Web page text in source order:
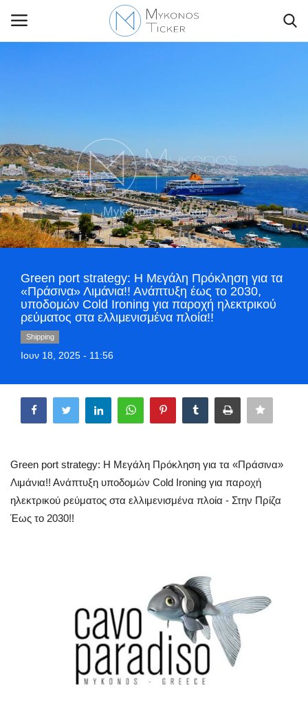
Politique
Business
Travel
World
Greece
Style Adorés
Entertainment
Mykonos
Mykonos Ticker TV
Sport
Science & Tech
Aegean Islands
Green port strategy: Η Μεγάλη Πρόκληση για τα
«Πράσινα» Λιμάνια!! Ανάπτυξη έως το 2030,
υποδομών Cold Ironing για παροχή ηλεκτρικού
ρεύματος στα ελλιμενισμένα πλοία!!
Shipping
Ιουν 18, 2025 - 11:56
Green port strategy: Η Μεγάλη Πρόκληση για τα «Πράσινα»
Λιμάνια!! Ανάπτυξη υποδομών Cold Ironing για παροχή
ηλεκτρικού ρεύματος στα ελλιμενισμένα πλοία - Στην Πρίζα
Έως το 2030!!